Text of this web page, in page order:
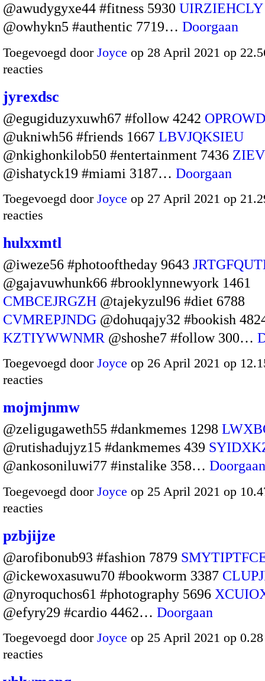
@awudygyxe44 #fitness 5930 UIRZIEHCLY
@owhykn5 #authentic 7719… Doorgaan
Toegevoegd door Joyce op 28 April 2021 op
reacties
jyrexdsc
@egugiduzyxuwh67 #follow 4242
@ukniwh56 #friends 1667 LBVJQKSIEU
@nkighonkilob50 #entertainment 7436
@ishatyck19 #miami 3187… Doorgaan
Toegevoegd door Joyce op 27 April 2021 op
reacties
hulxxmtl
@iweze56 #photooftheday 9643
@gajavuwhunk66 #brooklynnewyork 1461
CMBCEJRGZH @tajekyzul96 #diet 6788
CVMREPJNDG @dohuqajy32 #bookish
KZTIYWWNMR @shoshe7 #follow 300…
Toegevoegd door Joyce op 26 April 2021 op
reacties
mojmjnmw
@zeligugaweth55 #dankmemes 1298
@rutishadujyz15 #dankmemes 439
@ankosoniluwi77 #instalike 358… Doorgaan
Toegevoegd door Joyce op 25 April 2021 op
reacties
pzbjijze
@arofibonub93 #fashion 7879
@ickewoxasuwu70 #bookworm 3387
@nyroquchos61 #photography 5696
@efyry29 #cardio 4462… Doorgaan
Toegevoegd door Joyce op 25 April 2021 op
reacties